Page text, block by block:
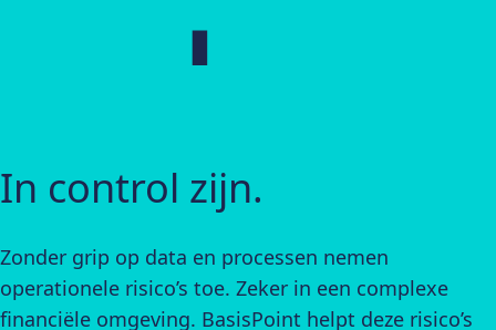
In control zijn.
Zonder grip op data en processen nemen
operationele risico’s toe. Zeker in een complexe
financiële omgeving. BasisPoint helpt deze risico’s
Onafhankelijke analyses.
Wie afhankelijk is van één partij, verliest
countervailing power en objectiviteit. BasisPoint
biedt onafhankelijke analyses op basis van
Tijdige inzichten.
Zonder actuele inzichten kun je niet adequaat
inspelen op veranderingen. BasisPoint biedt
dagverse dashboards die zorgen voor continue
Tijdsbesparing en
risico.
Waardering-, risico- &
Voor veel exotische financiële producten ontbreekt